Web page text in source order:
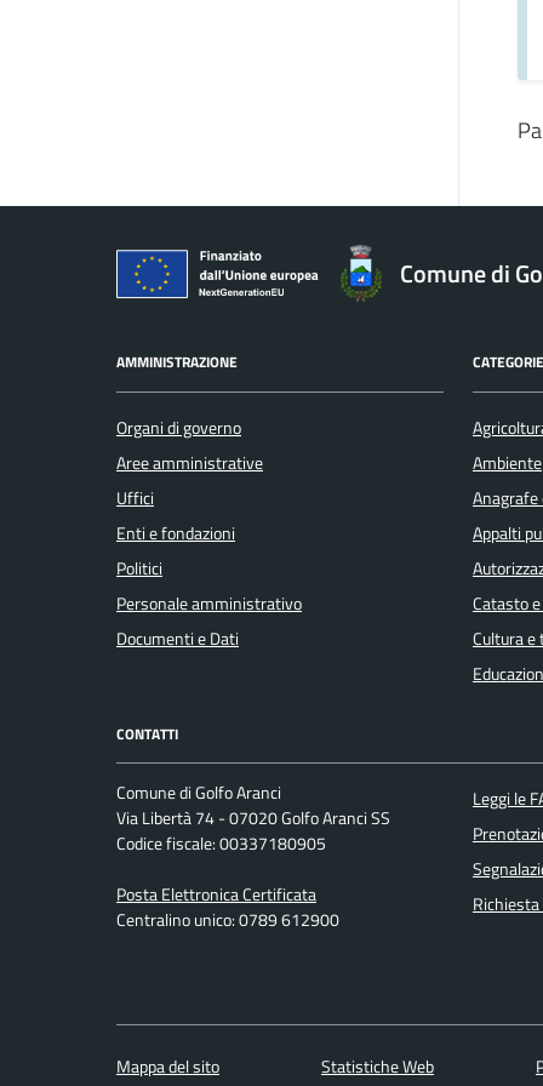
Comune di
AMMINISTRAZIONE
Organi di governo
Aree amministrative
Uffici
Enti e fondazioni
Politici
Personale amministrativo
Documenti e Dati
Ambiente
Appalti
Catasto
Cultura e
CONTATTI
Comune di Golfo Aranci
Via Libertà 74 - 07020 Golfo Aranci SS
Codice fiscale: 00337180905
Posta Elettronica Certificata
Centralino unico: 0789 612900
Leggi le
Mappa del sito Statistiche Web